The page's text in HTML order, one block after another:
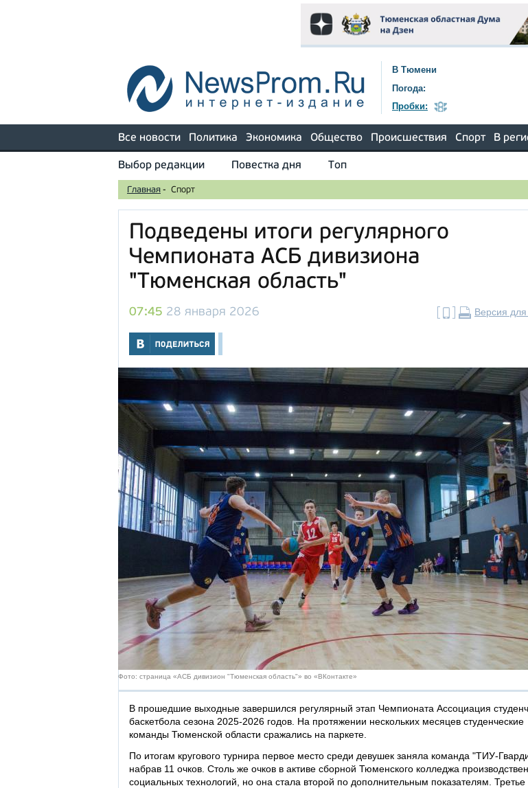
В Тюмени
Погода:
Пробки:
Все новости Политика Экономика Общество Происшествия Спорт В
Выбор редакции Повестка дня Топ
Главная - Спорт
Подведены итоги регулярного
Чемпионата АСБ дивизиона
"Тюменская область"
07:45 28 января 2026 Версия для
Фото: страница «АСБ дивизион "Тюменская область"» во «ВКонтакте»
В прошедшие выходные завершился регулярный этап Чемпионата Ассоциация
баскетбола сезона 2025-2026 годов. На протяжении нескольких месяцев студенческие
команды Тюменской области сражались на паркете.
По итогам кругового турнира первое место среди девушек заняла команда "ТИУ-
набрав 11 очков. Столь же очков в активе сборной Тюменского колледжа
социальных технологий, но она стала второй по дополнительным показателям. Третье